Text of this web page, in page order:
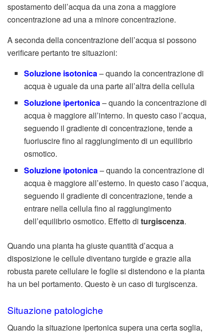
spostamento dell’acqua da una zona a maggiore
concentrazione ad una a minore concentrazione.
A seconda della concentrazione dell’acqua si possono
verificare pertanto tre situazioni:
Soluzione isotonica– quando la concentrazione di
acqua è uguale da una parte all’altra della cellula
Soluzione ipertonica– quando la concentrazione di
acqua è maggiore all’interno. In questo caso l’acqua,
seguendo il gradiente di concentrazione, tende a
fuoriuscire fino al raggiungimento di un equilibrio
osmotico.
Soluzione ipotonica– quando la concentrazione di
acqua è maggiore all’esterno. In questo caso l’acqua,
seguendo il gradiente di concentrazione, tende a
entrare nella cellula fino al raggiungimento
dell’equilibrio osmotico. Effetto di turgiscenza.
Quando una pianta ha giuste quantità d’acqua a
disposizione le cellule diventano turgide e grazie alla
robusta parete cellulare le foglie si distendono e la pianta
ha un bel portamento. Questo è un caso di turgiscenza.
Situazione patologiche
Quando la situazione ipertonica supera una certa soglia,